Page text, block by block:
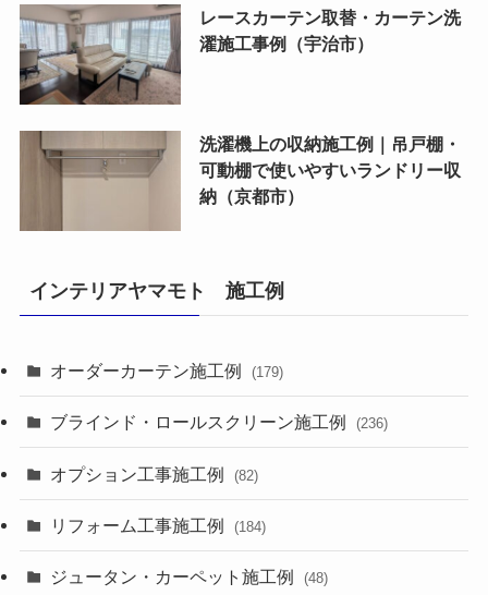
レースカーテン取替・カーテン洗
濯施工事例（宇治市）
洗濯機上の収納施工例｜吊戸棚・
可動棚で使いやすいランドリー収
納（京都市）
インテリアヤマモト 施工例
オーダーカーテン施工例 (179)
ブラインド・ロールスクリーン施工例 (236)
オプション工事施工例 (82)
リフォーム工事施工例 (184)
ジュータン・カーペット施工例 (48)